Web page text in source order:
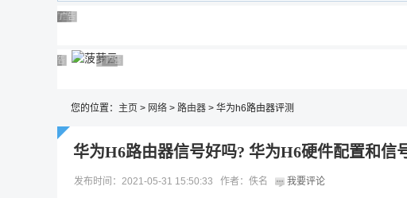
广告 商业广告，理性选择
广告 商业广告，理性选择
广告 商业广告，理性选择
广告 商业广告，理性选择
广告 商业广告，理性选择
广告 商业广告，理性选择
广告 商业广告，理性选择
广告 商业广告，理性选择广告 商业广告，理性选择
广告 商业广告，理性选择
您的位置： 主页 > 网络 > 路由器 > 华为h6路由器评测
华为H6路由器信号好吗? 华为H6硬件配置和信
发布时间：2021-05-31 15:50:33 作者：佚名 我要评论